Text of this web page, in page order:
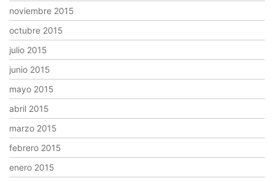
noviembre 2015
octubre 2015
julio 2015
junio 2015
mayo 2015
abril 2015
marzo 2015
febrero 2015
enero 2015